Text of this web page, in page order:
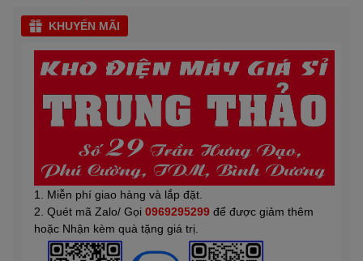
KHUYẾN MÃI
1. Miễn phí giao hàng và lắp đặt.
2. Quét mã Zalo/ Gọi 0969295299 để được giảm thêm
hoặc Nhận kèm quà tặng giá trị.